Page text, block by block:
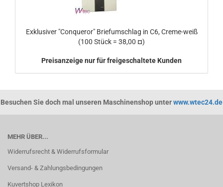
Exklusiver "Conqueror" Briefumschlag in C6, Creme-weiß
(100 Stück = 38,00 ¤)
Preisanzeige nur für freigeschaltete Kunden
Besuchen Sie doch mal unseren Maschinenshop unterwww.wtec24.de
MEHR ÜBER...
Widerrufsrecht & Widerrufsformular
Versand- & Zahlungsbedingungen
Kuvertshop Lexikon